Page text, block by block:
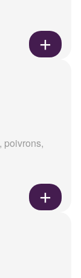
poivrons,